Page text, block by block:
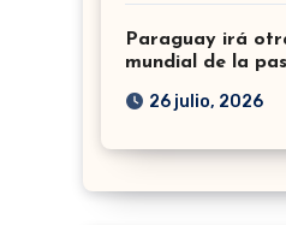
Paraguay irá
mundial de la
26 julio, 2026